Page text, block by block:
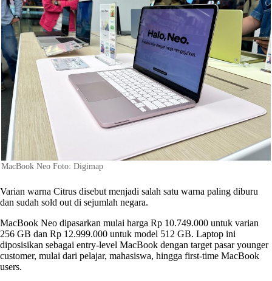
MacBook Neo Foto: Digimap
Varian warna Citrus disebut menjadi salah satu warna paling diburu
dan sudah sold out di sejumlah negara.
MacBook Neo dipasarkan mulai harga Rp 10.749.000 untuk varian
256 GB dan Rp 12.999.000 untuk model 512 GB. Laptop ini
diposisikan sebagai entry-level MacBook dengan target pasar younger
customer, mulai dari pelajar, mahasiswa, hingga first-time MacBook
users.